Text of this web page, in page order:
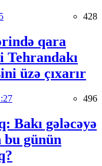
428
qara
üzə çıxarır
496
Bakı gələcəyə
bu günün